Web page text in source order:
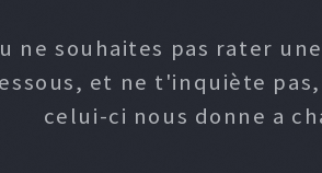
ne souhaites pas rater
et ne t'inquiète
celui-ci nous donne a